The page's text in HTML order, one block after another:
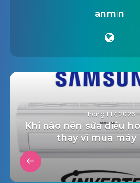
anmin
Tháng 1 17, 2026
Khi nào nên sửa điều
thay vì mua máy